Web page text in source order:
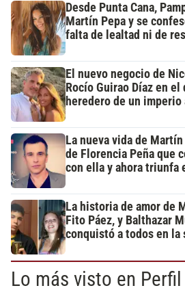
Desde Punta Cana,
Martín Pepa y se
falta de lealtad ni de
El nuevo negocio de
Rocío Guirao Díaz en
heredero de un
La nueva vida de
de Florencia Peña que
con ella y ahora triunfa
La historia de amor de
Fito Páez, y Balthazar
conquistó a todos en la
Lo más visto en Perfil